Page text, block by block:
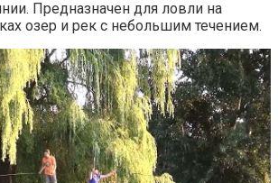
Предназначен для ловли на
озер и рек с небольшим течением.